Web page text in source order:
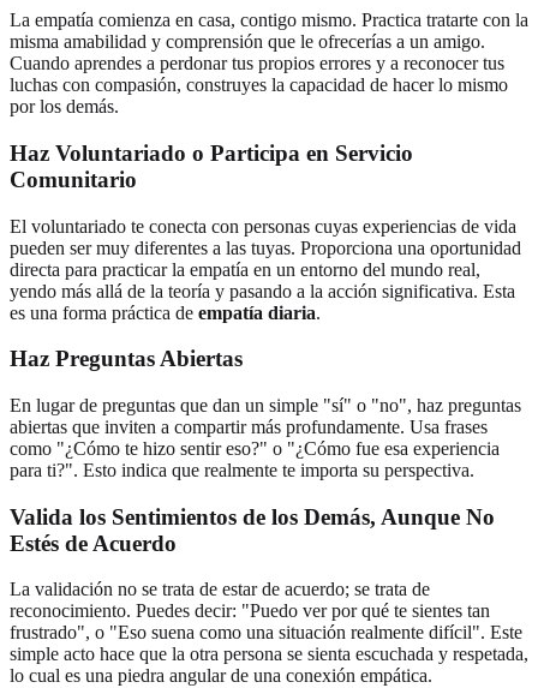
La empatía comienza en casa, contigo mismo. Practica tratarte con la
misma amabilidad y comprensión que le ofrecerías a un amigo.
Cuando aprendes a perdonar tus propios errores y a reconocer tus
luchas con compasión, construyes la capacidad de hacer lo mismo
por los demás.
Haz Voluntariado o Participa en Servicio
Comunitario
El voluntariado te conecta con personas cuyas experiencias de vida
pueden ser muy diferentes a las tuyas. Proporciona una oportunidad
directa para practicar la empatía en un entorno del mundo real,
yendo más allá de la teoría y pasando a la acción significativa. Esta
es una forma práctica de empatía diaria.
Haz Preguntas Abiertas
En lugar de preguntas que dan un simple "sí" o "no", haz preguntas
abiertas que inviten a compartir más profundamente. Usa frases
como "¿Cómo te hizo sentir eso?" o "¿Cómo fue esa experiencia
para ti?". Esto indica que realmente te importa su perspectiva.
Valida los Sentimientos de los Demás, Aunque No
Estés de Acuerdo
La validación no se trata de estar de acuerdo; se trata de
reconocimiento. Puedes decir: "Puedo ver por qué te sientes tan
frustrado", o "Eso suena como una situación realmente difícil". Este
simple acto hace que la otra persona se sienta escuchada y respetada,
lo cual es una piedra angular de una conexión empática.